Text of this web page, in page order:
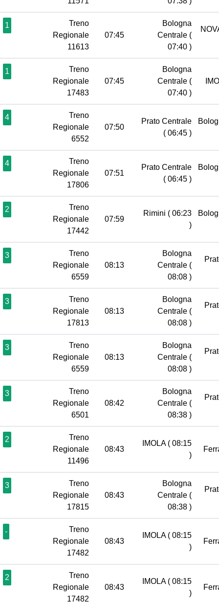
1
Treno
Regionale
11613
07:45
Bologna
Centrale (
07:40 )
1
Treno
Regionale
17483
07:45
Bologna
Centrale (
07:40 )
4
Treno
Regionale
6552
07:50
Prato Centrale
( 06:45 )
4
Treno
Regionale
17806
07:51
Prato Centrale
( 06:45 )
2
Treno
Regionale
17442
07:59
Rimini ( 06:23
)
3
Treno
Regionale
6559
08:13
Bologna
Centrale (
08:08 )
3
Treno
Regionale
17813
08:13
Bologna
Centrale (
08:08 )
3
Treno
Regionale
6559
08:13
Bologna
Centrale (
08:08 )
3
Treno
Regionale
6501
08:42
Bologna
Centrale (
08:38 )
2
Treno
Regionale
11496
08:43
IMOLA ( 08:15
)
3
Treno
Regionale
17815
08:43
Bologna
Centrale (
08:38 )
-
Treno
Regionale
17482
08:43
IMOLA ( 08:15
)
2
Treno
Regionale
17482
08:43
IMOLA ( 08:15
)